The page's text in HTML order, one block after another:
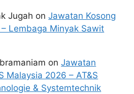
Jugah onJawatan Kosong
Lembaga Minyak Sawit
onJawatan
Malaysia 2026 – AT&S
& Systemtechnik